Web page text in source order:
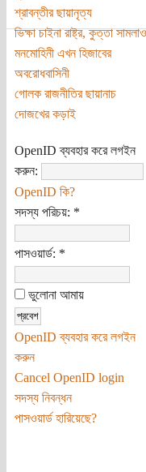
শ্রাবন্তীর ছায়ানৃত্য
ভিক্ষা চাইনা রাষ্ট্র, কুত্তা সামলাও
মনমোহিনী এখন হিজাবের
অবরোধবাসিনী
গোলক রাজনীতির ছায়ানাচ
দোজখের কড়াই
OpenID ব্যবহার করে লগইন
করুন:
OpenID কি?
সদস্য পরিচয়: *
পাসওয়ার্ড: *
ভুলোনা আমায়
OpenID ব্যবহার করে লগইন
করুন
Cancel OpenID login
সদস্য নিবন্ধন
পাসওয়ার্ড হারিয়েছে?